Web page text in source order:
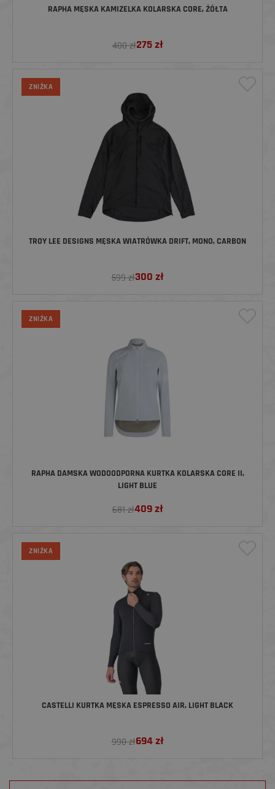
RAPHA MĘSKA KAMIZELKA KOLARSKA CORE, ŻÓŁTA
400 zł275zł
ZNIŻKA
TROY LEE DESIGNS MĘSKA WIATRÓWKA DRIFT, MONO, CARBON
599 zł300 zł
ZNIŻKA
RAPHA DAMSKA WODOODPORNA KURTKA KOLARSKA CORE II,
LIGHT BLUE
681 zł409zł
ZNIŻKA
CASTELLI KURTKA MĘSKA ESPRESSO AIR, LIGHT BLACK
990 zł694zł